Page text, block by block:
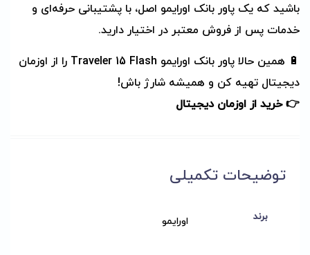
باشید که یک پاور بانک اورایمو اصل، با پشتیبانی حرفه‌ای و
خدمات پس از فروش معتبر در اختیار دارید.
🔋 همین حالا پاور بانک اورایمو Traveler 15 Flash را از اوزمان
دیجیتال تهیه کن و همیشه شارژ باش!
👉خرید از اوزمان دیجیتال
توضیحات تکمیلی
برند اورایمو